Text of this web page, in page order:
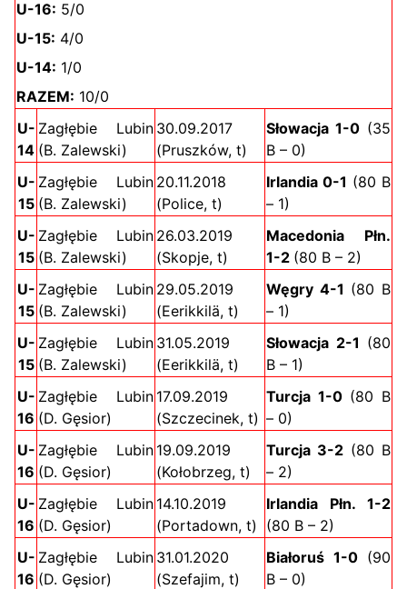
U-16: 5/0
U-15: 4/0
U-14: 1/0
RAZEM: 10/0
U-
14
Zagłębie Lubin
(B. Zalewski)
30.09.2017
(Pruszków, t)
Słowacja 1-0 (35
B – 0)
U-
15
Zagłębie Lubin
(B. Zalewski)
20.11.2018
(Police, t)
Irlandia 0-1 (80 B
– 1)
U-
15
Zagłębie Lubin
(B. Zalewski)
26.03.2019
(Skopje, t)
Macedonia Płn.
1-2 (80 B – 2)
U-
15
Zagłębie Lubin
(B. Zalewski)
29.05.2019
(Eerikkilä, t)
Węgry 4-1 (80 B
– 1)
U-
15
Zagłębie Lubin
(B. Zalewski)
31.05.2019
(Eerikkilä, t)
Słowacja 2-1 (80
B – 1)
U-
16
Zagłębie Lubin
(D. Gęsior)
17.09.2019
(Szczecinek, t)
Turcja 1-0 (80 B
– 0)
U-
16
Zagłębie Lubin
(D. Gęsior)
19.09.2019
(Kołobrzeg, t)
Turcja 3-2 (80 B
– 2)
U-
16
Zagłębie Lubin
(D. Gęsior)
14.10.2019
(Portadown, t)
Irlandia Płn. 1-2
(80 B – 2)
U-
16
Zagłębie Lubin
(D. Gęsior)
31.01.2020
(Szefajim, t)
Białoruś 1-0 (90
B – 0)